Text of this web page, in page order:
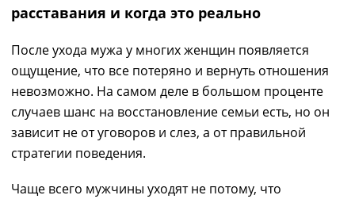
расставания и когда это реально
После ухода мужа у многих женщин появляется
ощущение, что все потеряно и вернуть отношения
невозможно. На самом деле в большом проценте
случаев шанс на восстановление семьи есть, но он
зависит не от уговоров и слез, а от правильной
стратегии поведения.
Чаще всего мужчины уходят не потому, что